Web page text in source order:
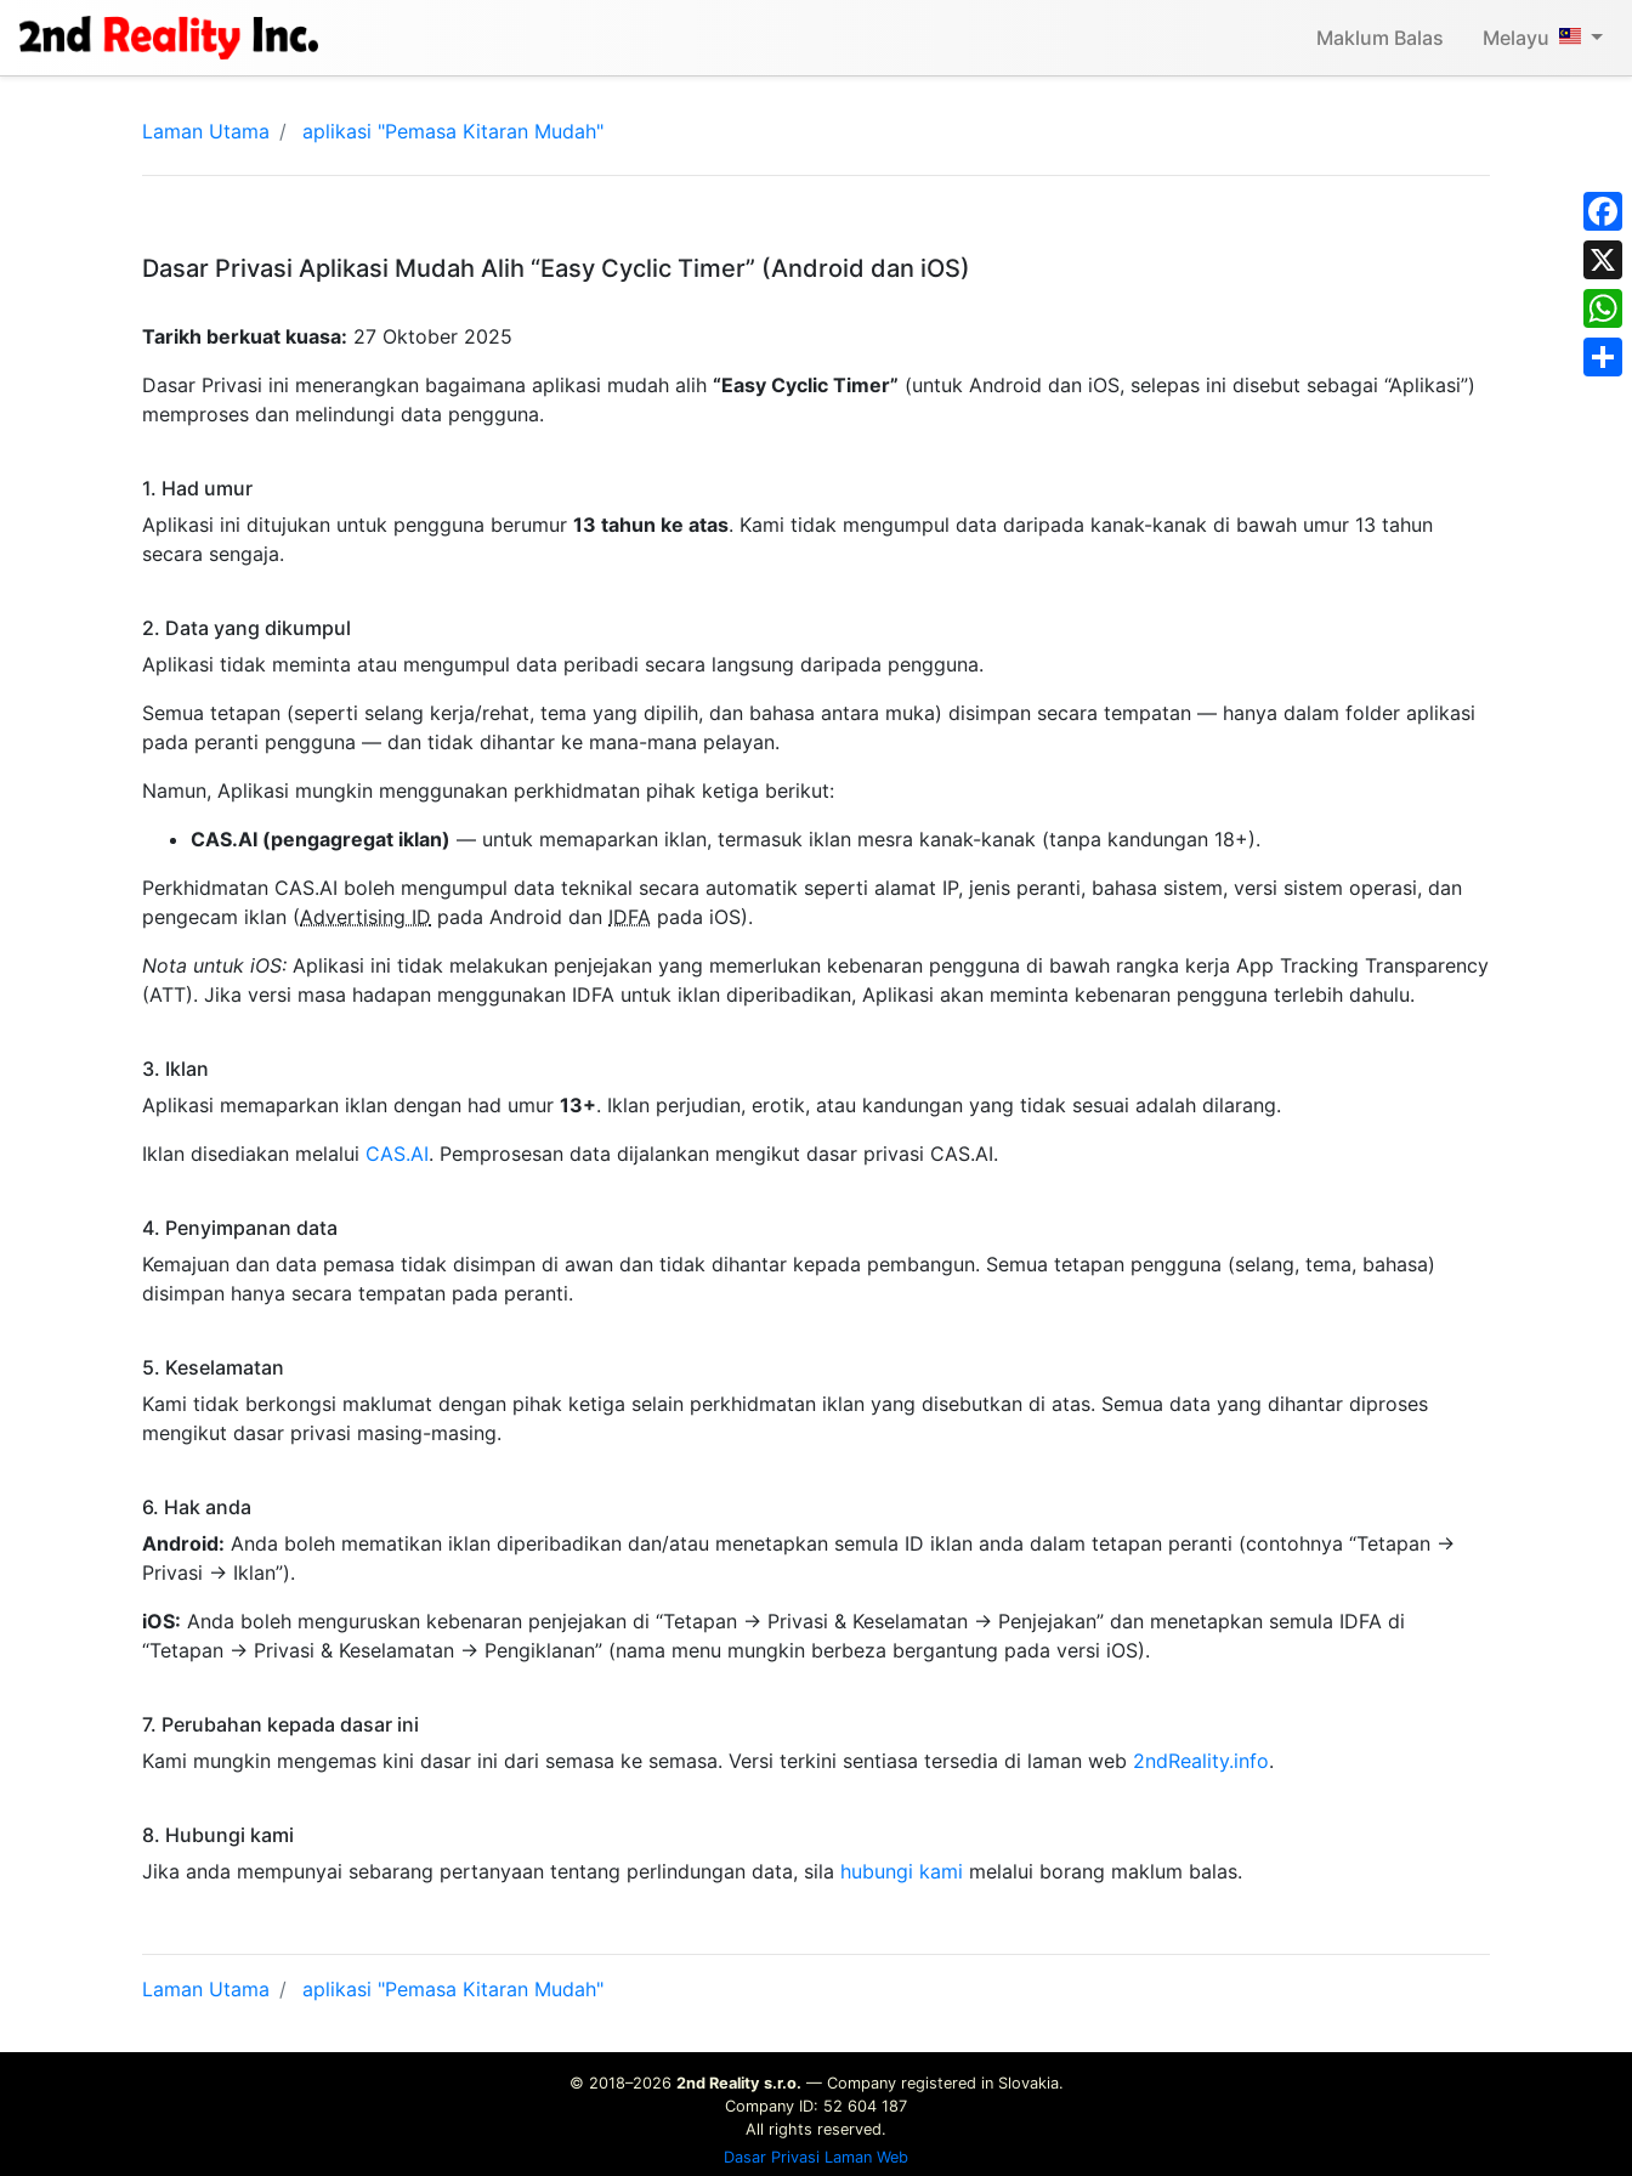
Maklum Balas Melayu
X
Laman Utama aplikasi "Pemasa Kitaran Mudah"
Dasar Privasi Aplikasi Mudah Alih “Easy Cyclic Timer” (Android dan iOS)
Tarikh berkuat kuasa: 27 Oktober 2025
Dasar Privasi ini menerangkan bagaimana aplikasi mudah alih “Easy Cyclic Timer” (untuk Android dan iOS, selepas ini disebut sebagai “Aplikasi”)
memproses dan melindungi data pengguna.
1. Had umur
Aplikasi ini ditujukan untuk pengguna berumur 13 tahun ke atas. Kami tidak mengumpul data daripada kanak-kanak di bawah umur 13 tahun
secara sengaja.
2. Data yang dikumpul
Aplikasi tidak meminta atau mengumpul data peribadi secara langsung daripada pengguna.
Semua tetapan (seperti selang kerja/rehat, tema yang dipilih, dan bahasa antara muka) disimpan secara tempatan — hanya dalam folder aplikasi
pada peranti pengguna — dan tidak dihantar ke mana-mana pelayan.
Namun, Aplikasi mungkin menggunakan perkhidmatan pihak ketiga berikut:
CAS.AI (pengagregat iklan) — untuk memaparkan iklan, termasuk iklan mesra kanak-kanak (tanpa kandungan 18+).
Perkhidmatan CAS.AI boleh mengumpul data teknikal secara automatik seperti alamat IP, jenis peranti, bahasa sistem, versi sistem operasi, dan
pengecam iklan (Advertising ID pada Android dan IDFA pada iOS).
Nota untuk iOS: Aplikasi ini tidak melakukan penjejakan yang memerlukan kebenaran pengguna di bawah rangka kerja App Tracking Transparency
(ATT). Jika versi masa hadapan menggunakan IDFA untuk iklan diperibadikan, Aplikasi akan meminta kebenaran pengguna terlebih dahulu.
3. Iklan
Aplikasi memaparkan iklan dengan had umur 13+. Iklan perjudian, erotik, atau kandungan yang tidak sesuai adalah dilarang.
Iklan disediakan melalui CAS.AI. Pemprosesan data dijalankan mengikut dasar privasi CAS.AI.
4. Penyimpanan data
Kemajuan dan data pemasa tidak disimpan di awan dan tidak dihantar kepada pembangun. Semua tetapan pengguna (selang, tema, bahasa)
disimpan hanya secara tempatan pada peranti.
5. Keselamatan
Kami tidak berkongsi maklumat dengan pihak ketiga selain perkhidmatan iklan yang disebutkan di atas. Semua data yang dihantar diproses
mengikut dasar privasi masing-masing.
6. Hak anda
Android: Anda boleh mematikan iklan diperibadikan dan/atau menetapkan semula ID iklan anda dalam tetapan peranti (contohnya “Tetapan →
Privasi → Iklan”).
iOS: Anda boleh menguruskan kebenaran penjejakan di “Tetapan → Privasi & Keselamatan → Penjejakan” dan menetapkan semula IDFA di
“Tetapan → Privasi & Keselamatan → Pengiklanan” (nama menu mungkin berbeza bergantung pada versi iOS).
7. Perubahan kepada dasar ini
Kami mungkin mengemas kini dasar ini dari semasa ke semasa. Versi terkini sentiasa tersedia di laman web 2ndReality.info.
8. Hubungi kami
Jika anda mempunyai sebarang pertanyaan tentang perlindungan data, sila hubungi kami melalui borang maklum balas.
Laman Utama aplikasi "Pemasa Kitaran Mudah"
© 2018–2026 2nd Reality s.r.o. — Company registered in Slovakia.
Company ID: 52 604 187
All rights reserved.
Dasar Privasi Laman Web